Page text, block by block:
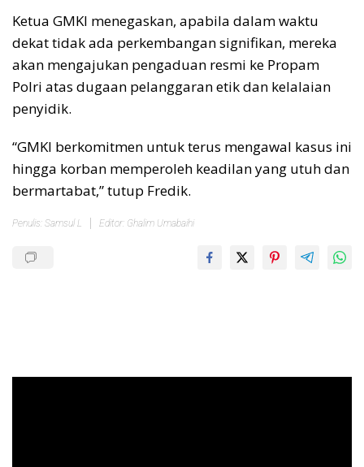
Ketua GMKI menegaskan, apabila dalam waktu
dekat tidak ada perkembangan signifikan, mereka
akan mengajukan pengaduan resmi ke Propam
Polri atas dugaan pelanggaran etik dan kelalaian
penyidik.
“GMKI berkomitmen untuk terus mengawal kasus ini
hingga korban memperoleh keadilan yang utuh dan
bermartabat,” tutup Fredik.
Penulis: Samsul L Editor: Ghalim Umabaihi